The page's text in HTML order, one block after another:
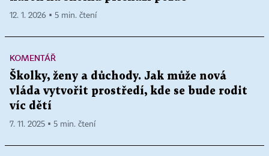
12. 1. 2026 ▪ 5 min. čtení
KOMENTÁŘ
Školky, ženy a důchody. Jak může nová
vláda vytvořit prostředí, kde se bude rodit
víc dětí
7. 11. 2025 ▪ 5 min. čtení